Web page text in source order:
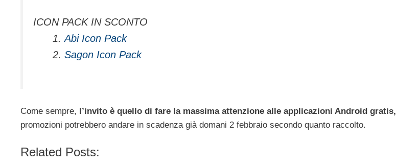
ICON PACK IN SCONTO
Abi Icon Pack
Sagon Icon Pack
Come sempre, l’invito è quello di fare la massima attenzione alle applicazioni Android gratis,
promozioni potrebbero andare in scadenza già domani 2 febbraio secondo quanto raccolto.
Related Posts: